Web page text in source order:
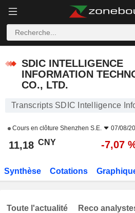
SDIC INTELLIGENCE
INFORMATION
CO., LTD.
Transcripts SDIC Intelligence
Cours en clôture Shenzhen S.E. 07/08/
11,18 CNY -7,07
Synthèse Cotations
Toute l'actualité Reco